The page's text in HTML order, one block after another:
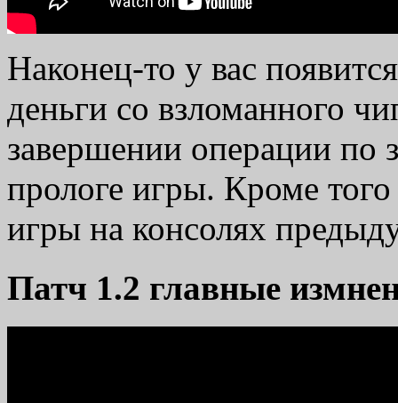
Наконец-то у вас
деньги со взломанного
завершении операции по
прологе игры. Кроме
игры на консолях
Патч 1.2 главные